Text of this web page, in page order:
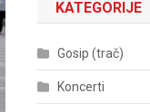
KATEGORIJE
Gosip (trač)
Koncerti